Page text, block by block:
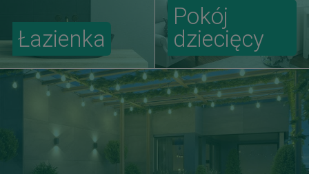
Łazienka
Pokój
dziecięcy